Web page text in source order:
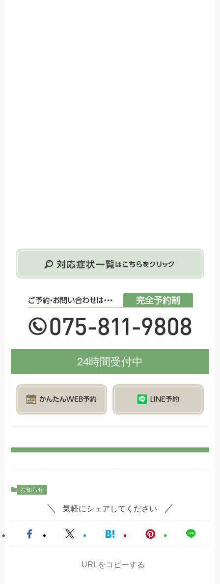
24時間受付中
お知らせ
気軽にシェアしてください
URLをコピーする